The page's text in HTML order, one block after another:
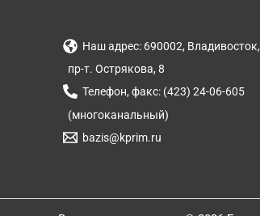
Наш адрес: 690002, Владивосток,
пр-т. Острякова, 8
Телефон, факс: (423) 24-06-605
(многоканальный)
bazis@kprim.ru